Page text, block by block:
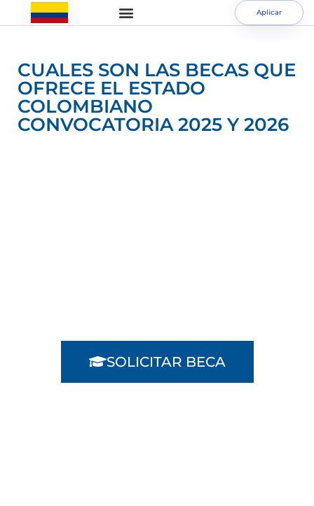
Aplicar
CUALES SON LAS BECAS QUE
OFRECE EL ESTADO
COLOMBIANO
CONVOCATORIA 2025 Y 2026
SOLICITAR BECA